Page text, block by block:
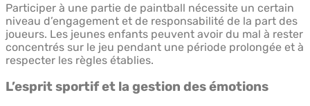
Participer à une partie de paintball nécessite un certain
niveau d’engagement et de responsabilité de la part des
joueurs. Les jeunes enfants peuvent avoir du mal à rester
concentrés sur le jeu pendant une période prolongée et à
respecter les règles établies.
L’esprit sportif et la gestion des émotions